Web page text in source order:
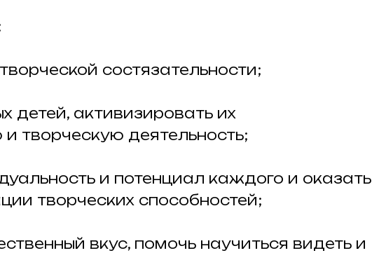
состязательности;
детей, активизировать их
творческую деятельность;
и потенциал каждого и оказать
творческих способностей;
вкус, помочь научиться видеть и